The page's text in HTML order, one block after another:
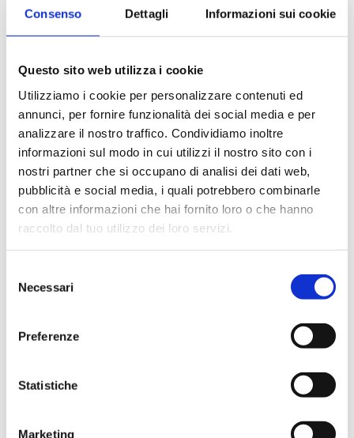
Consenso Dettagli Informazioni sui cookie
Questo sito web utilizza i cookie
Utilizziamo i cookie per personalizzare contenuti ed
annunci, per fornire funzionalità dei social media e per
analizzare il nostro traffico. Condividiamo inoltre
informazioni sul modo in cui utilizzi il nostro sito con i
nostri partner che si occupano di analisi dei dati web,
pubblicità e social media, i quali potrebbero combinarle
con altre informazioni che hai fornito loro o che hanno
raccolto dal tuo utilizzo dei loro servizi.
delNecessari
Preferenze
Statistiche
Marketing
Agitatori orbitali ZHWY-211B e ZHWY-111B